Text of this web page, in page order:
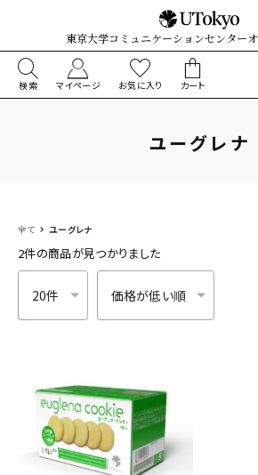
東京大学コミュニケーションセンター
検索 マイページ お気に入り カート
ユーグレナ
全て ユーグレナ
2件の商品が見つかりました
件数 並び順